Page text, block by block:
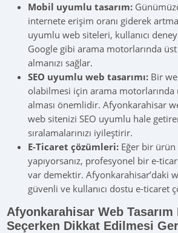
Mobil uyumlu tasarım:
internete erişim oranı giderek
uyumlu web siteleri, kullanıcı
Google gibi arama motorlarında
almanızı sağlar.
SEO uyumlu web tasarımı: Bir
olabilmesi için arama motorlarında
alması önemlidir. Afyonkarahisar
web sitenizi SEO uyumlu hale
sıralamalarınızı iyileştirir.
E-Ticaret çözümleri: Eğer bir ürün
yapıyorsanız, profesyonel bir e-
var demektir. Afyonkarahisar’daki
güvenli ve kullanıcı dostu e-ticaret
Afyonkarahisar Web Tasarım
Seçerken Dikkat Edilmesi